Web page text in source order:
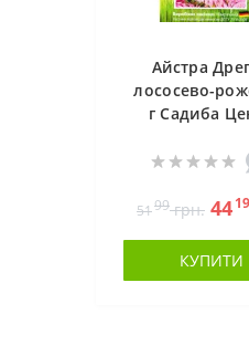
Айстра
лососево-
г Садиба
5199грн. 4419
КУПИТИ